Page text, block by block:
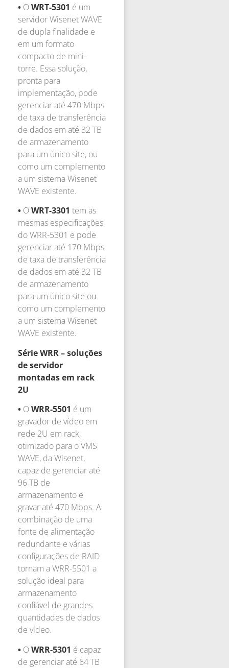
• OWRT-5301 é um
servidor Wisenet WAVE
de dupla finalidade e
em um formato
compacto de mini-
torre. Essa solução,
pronta para
implementação, pode
gerenciar até 470 Mbps
de taxa de transferência
de dados em até 32 TB
de armazenamento
para um único site, ou
como um complemento
a um sistema Wisenet
WAVE existente.
• OWRT-3301 tem as
mesmas especificações
do WRR-5301 e pode
gerenciar até 170 Mbps
de taxa de transferência
de dados em até 32 TB
de armazenamento
para um único site ou
como um complemento
a um sistema Wisenet
WAVE existente.
Série WRR – soluções
de servidor
montadas em rack
2U
• OWRR-5501 é um
gravador de vídeo em
rede 2U em rack,
otimizado para o VMS
WAVE, da Wisenet,
capaz de gerenciar até
96 TB de
armazenamento e
gravar até 470 Mbps. A
combinação de uma
fonte de alimentação
redundante e várias
configurações de RAID
tornam a WRR-5501 a
solução ideal para
armazenamento
confiável de grandes
quantidades de dados
de vídeo.
• OWRR-5301 é capaz
de gerenciar até 64 TB